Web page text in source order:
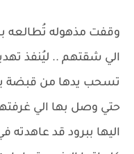
وقفت مذهوله تُطالعه
الي شقتهم .. ليُنفذ
تسحب يدها من قبضة
حتي وصل بها الي
اليها ببرود قد عاهدته